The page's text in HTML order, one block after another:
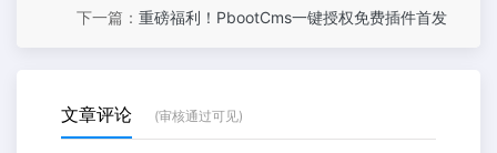
下一篇： 重磅福利！PbootCms一键授权免费插件首发
文章评论 (审核通过可见)